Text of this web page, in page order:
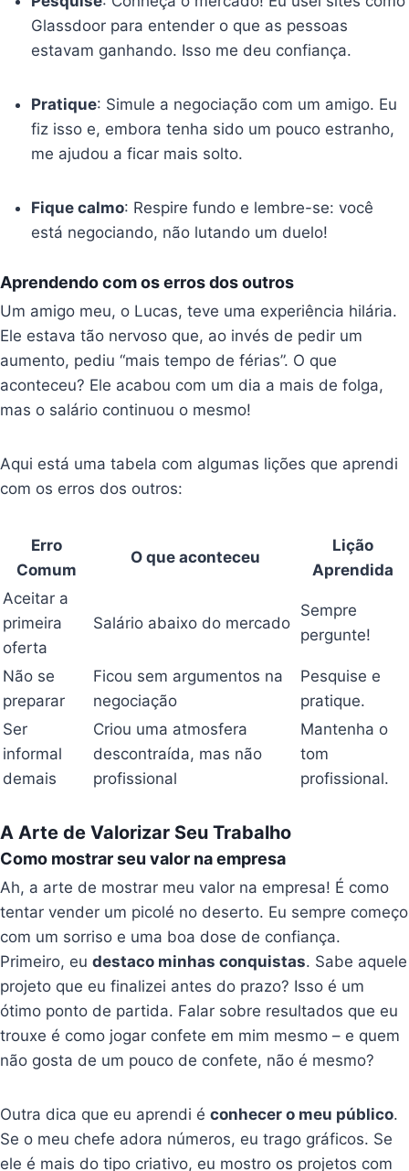
Glassdoor para entender o que as pessoas
estavam ganhando. Isso me deu confiança.
Pratique: Simule a negociação com um amigo. Eu
fiz isso e, embora tenha sido um pouco estranho,
me ajudou a ficar mais solto.
Fique calmo: Respire fundo e lembre-se: você
está negociando, não lutando um duelo!
Aprendendo com os erros dos outros
Um amigo meu, o Lucas, teve uma experiência hilária.
Ele estava tão nervoso que, ao invés de pedir um
aumento, pediu “mais tempo de férias”. O que
aconteceu? Ele acabou com um dia a mais de folga,
mas o salário continuou o mesmo!
Aqui está uma tabela com algumas lições que aprendi
com os erros dos outros:
Erro
Comum
O que aconteceu
Lição
Aprendida
Aceitar a
primeira
oferta
Salário abaixo do mercado
Sempre
pergunte!
Não se
preparar
Ficou sem argumentos na
negociação
Pesquise e
pratique.
Ser
informal
demais
Criou uma atmosfera
descontraída, mas não
profissional
Mantenha o
tom
profissional.
A Arte de Valorizar Seu Trabalho
Como mostrar seu valor na empresa
Ah, a arte de mostrar meu valor na empresa! É como
tentar vender um picolé no deserto. Eu sempre começo
com um sorriso e uma boa dose de confiança.
Primeiro, eudestaco minhas conquistas. Sabe aquele
projeto que eu finalizei antes do prazo? Isso é um
ótimo ponto de partida. Falar sobre resultados que eu
trouxe é como jogar confete em mim mesmo – e quem
não gosta de um pouco de confete, não é mesmo?
Outra dica que eu aprendi éconhecer o meu público.
Se o meu chefe adora números, eu trago gráficos. Se
ele é mais do tipo criativo, eu mostro os projetos com